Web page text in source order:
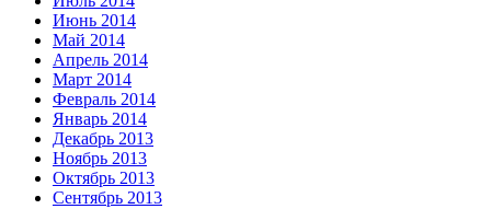
Июнь 2014
Май 2014
Апрель 2014
Март 2014
Февраль 2014
Январь 2014
Декабрь 2013
Ноябрь 2013
Октябрь 2013
Сентябрь 2013